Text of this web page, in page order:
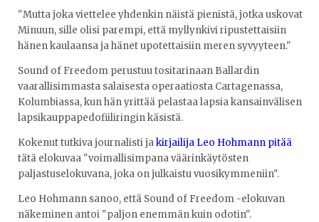
"Mutta joka viettelee yhdenkin näistä pienistä, jotka uskovat
Minuun, sille olisi parempi, että myllynkivi ripustettaisiin
hänen kaulaansa ja hänet upotettaisiin meren syvyyteen."
Sound of Freedom perustuu tositarinaan Ballardin
vaarallisimmasta salaisesta operaatiosta Cartagenassa,
Kolumbiassa, kun hän yrittää pelastaa lapsia kansainvälisen
lapsikauppapedofiiliringin käsistä.
Kokenut tutkiva journalisti jakirjailija Leo Hohmann pitää
tätä elokuvaa "voimallisimpana väärinkäytösten
paljastuselokuvana, joka on julkaistu vuosikymmeniin".
Leo Hohmann sanoo, että Sound of Freedom -elokuvan
näkeminen antoi "paljon enemmän kuin odotin".